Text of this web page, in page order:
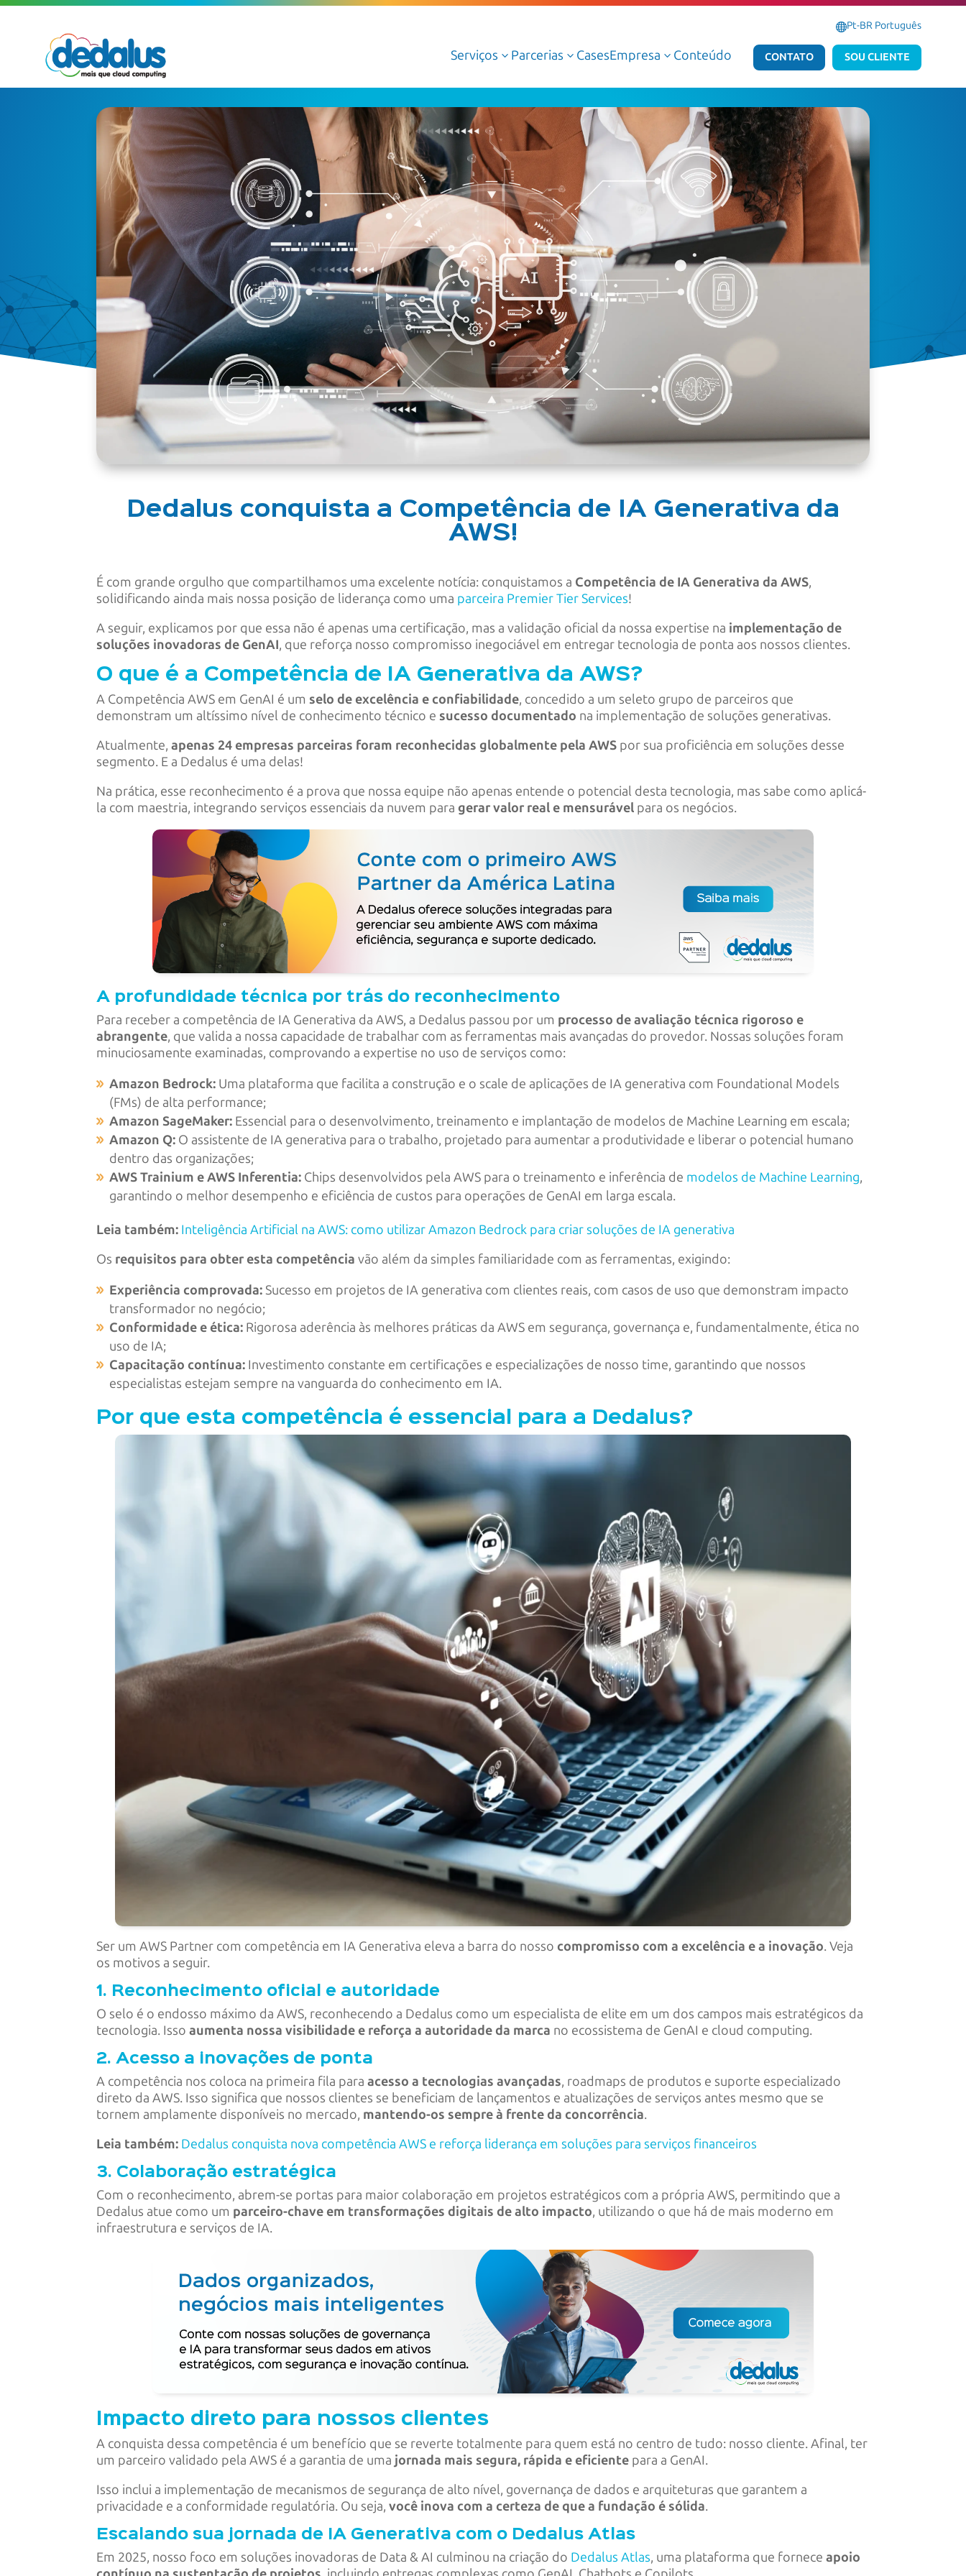
Pt-BR Português
Serviços 3
Serviços Gerenciados de Cloud
Serviços Profissionais de Cloud
Cloud AWS
Cloud Azure
Cloud Oracle
Google Cloud
Dedalus Argos
Serviços Gerenciados de Dados e IA
Serviços Profissionais de Dados e IA
Dados e IA AWS
Dados e IA Azure
Atlas Dedalus
Serviços Gerenciados Microsoft
Serviços Profissionais Microsoft
Parcerias 3 CasesEmpresa 3 Conteúdo CONTATO SOU CLIENTE
Dedalus conquista a Competência de IA Generativa da
AWS!
É com grande orgulho que compartilhamos uma excelente notícia: conquistamos a Competência de IA Generativa da AWS,
solidificando ainda mais nossa posição de liderança como uma parceira Premier Tier Services!
A seguir, explicamos por que essa não é apenas uma certificação, mas a validação oficial da nossa expertise na implementação de
soluções inovadoras de GenAI, que reforça nosso compromisso inegociável em entregar tecnologia de ponta aos nossos clientes.
O que é a Competência de IA Generativa da AWS?
A Competência AWS em GenAI é umselo de excelência e confiabilidade, concedido a um seleto grupo de parceiros que
demonstram um altíssimo nível de conhecimento técnico esucesso documentado na implementação de soluções generativas.
Atualmente,apenas 24 empresas parceiras foram reconhecidas globalmente pela AWS por sua proficiência em soluções desse
segmento. E a Dedalus é uma delas!
Na prática, esse reconhecimento é a prova que nossa equipe não apenas entende o potencial desta tecnologia, mas sabe como aplicá-
la com maestria, integrando serviços essenciais da nuvem para gerar valor real e mensurável para os negócios.
A profundidade técnica por trás do reconhecimento
Para receber a competência de IA Generativa da AWS, a Dedalus passou por um processo de avaliação técnica rigoroso e
abrangente, que valida a nossa capacidade de trabalhar com as ferramentas mais avançadas do provedor. Nossas soluções foram
minuciosamente examinadas, comprovando a expertise no uso de serviços como:
Amazon Bedrock: Uma plataforma que facilita a construção e o scale de aplicações de IA generativa com Foundational Models
(FMs) de alta performance;
Amazon SageMaker: Essencial para o desenvolvimento, treinamento e implantação de modelos de Machine Learning em escala;
Amazon Q: O assistente de IA generativa para o trabalho, projetado para aumentar a produtividade e liberar o potencial humano
dentro das organizações;
AWS Trainium e AWS Inferentia: Chips desenvolvidos pela AWS para o treinamento e inferência de modelos de Machine Learning,
garantindo o melhor desempenho e eficiência de custos para operações de GenAI em larga escala.
Leia também: Inteligência Artificial na AWS: como utilizar Amazon Bedrock para criar soluções de IA generativa
Os requisitos para obter esta competência vão além da simples familiaridade com as ferramentas, exigindo:
Experiência comprovada:Sucesso em projetos de IA generativa com clientes reais, com casos de uso que demonstram impacto
transformador no negócio;
Conformidade e ética: Rigorosa aderência às melhores práticas da AWS em segurança, governança e, fundamentalmente, ética no
uso de IA;
Capacitação contínua: Investimento constante em certificações e especializações de nosso time, garantindo que nossos
especialistas estejam sempre na vanguarda do conhecimento em IA.
Por que esta competência é essencial para a Dedalus?
Ser um AWS Partner com competência em IA Generativa eleva a barra do nosso compromisso com a excelência e a inovação. Veja
os motivos a seguir.
1. Reconhecimento oficial e autoridade
O selo é o endosso máximo da AWS, reconhecendo a Dedalus como um especialista de elite em um dos campos mais estratégicos da
tecnologia. Issoaumenta nossa visibilidade e reforça a autoridade da marca no ecossistema de GenAI e cloud computing.
2. Acesso a inovações de ponta
A competência nos coloca na primeira fila paraacesso a tecnologias avançadas, roadmaps de produtos e suporte especializado
direto da AWS. Isso significa que nossos clientes se beneficiam de lançamentos e atualizações de serviços antes mesmo que se
tornem amplamente disponíveis no mercado, mantendo-os sempre à frente da concorrência.
Leia também: Dedalus conquista nova competência AWS e reforça liderança em soluções para serviços financeiros
3. Colaboração estratégica
Com o reconhecimento, abrem-se portas para maior colaboração em projetos estratégicos com a própria AWS, permitindo que a
Dedalus atue como um parceiro-chave em transformações digitais de alto impacto, utilizando o que há de mais moderno em
infraestrutura e serviços de IA.
Impacto direto para nossos clientes
A conquista dessa competência é um benefício que se reverte totalmente para quem está no centro de tudo: nosso cliente. Afinal, ter
um parceiro validado pela AWS é a garantia de uma jornada mais segura, rápida e eficiente para a GenAI.
Isso inclui a implementação de mecanismos de segurança de alto nível, governança de dados e arquiteturas que garantem a
privacidade e a conformidade regulatória. Ou seja, você inova com a certeza de que a fundação é sólida.
Escalando sua jornada de IA Generativa com o Dedalus Atlas
Em 2025, nosso foco em soluções inovadoras de Data & AI culminou na criação do Dedalus Atlas, uma plataforma que forneceapoio